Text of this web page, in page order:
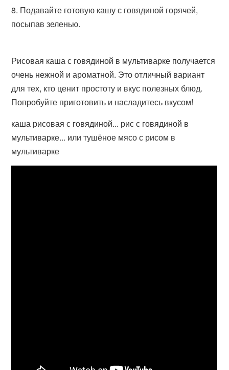
Подавайте готовую кашу с говядиной горячей,
посыпав зеленью.
Рисовая каша с говядиной в мультиварке получается
очень нежной и ароматной. Это отличный вариант
для тех, кто ценит простоту и вкус полезных блюд.
Попробуйте приготовить и насладитесь вкусом!
каша рисовая с говядиной... рис с говядиной в
мультиварке... или тушёное мясо с рисом в
мультиварке